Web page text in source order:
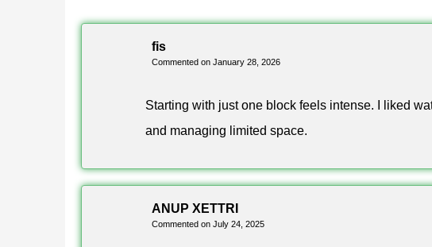
fis
Commented on January 28, 2026
Starting with just one block feels intense. I liked
and managing limited space.
ANUP XETTRI
Commented on July 24, 2025